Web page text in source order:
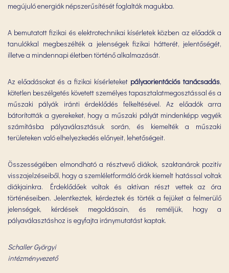
megújuló energiák népszerűsítését foglalták magukba.
A bemutatott fizikai és elektrotechnikai kísérletek közben az előadók a
tanulókkal megbeszélték a jelenségek fizikai hátterét, jelentőségét,
illetve a mindennapi életben történő alkalmazását.
Az előadásokat és a fizikai kísérleteket pályaorientációs tanácsadás,
kötetlen beszélgetés követett személyes tapasztalatmegosztással és a
műszaki pályák iránti érdeklődés felkeltésével. Az előadók arra
bátorították a gyerekeket, hogy a műszaki pályát mindenképp vegyék
számításba pályaválasztásuk során, és kiemelték a műszaki
területeken való elhelyezkedés előnyeit, lehetőségeit.
Összességében elmondható a résztvevő diákok, szaktanárok pozitív
visszajelzéseiből, hogy a szemléletformáló órák kiemelt hatással voltak
diákjainkra. Érdeklődőek voltak és aktívan részt vettek az óra
történéseiben. Jelentkeztek, kérdeztek és törték a fejüket a felmerülő
jelenségek, kérdések megoldásain, és reméljük, hogy a
pályaválasztáshoz is egyfajta iránymutatást kaptak.
Schaller Györgyi
intézményvezető